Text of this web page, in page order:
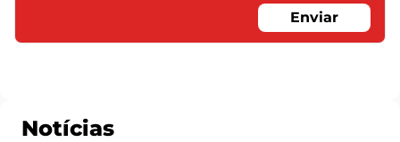
Enviar
Notícias